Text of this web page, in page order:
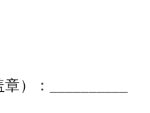
）：